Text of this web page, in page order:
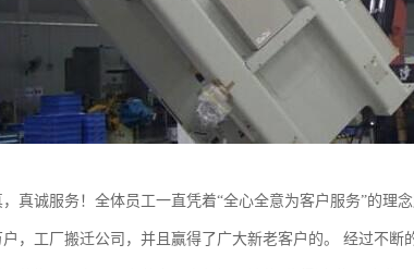
真诚服务！全体员工一直凭着“全心全意为客户服务”的理
，工厂搬迁公司，并且赢得了广大新老客户的。 经过不断